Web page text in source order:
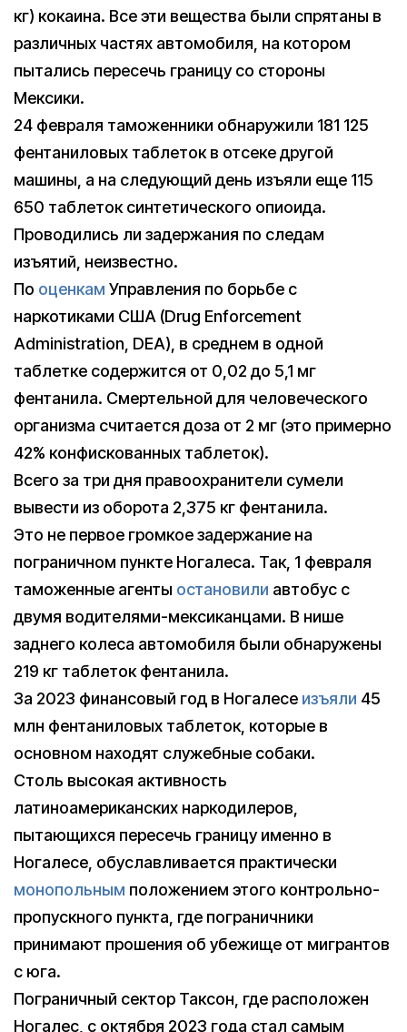
кг) кокаина. Все эти вещества были спрятаны в
различных частях автомобиля, на котором
пытались пересечь границу со стороны
Мексики.
24 февраля таможенники обнаружили 181 125
фентаниловых таблеток в отсеке другой
машины, а на следующий день изъяли еще 115
650 таблеток синтетического опиоида.
Проводились ли задержания по следам
изъятий, неизвестно.
По оценкам Управления по борьбе с
наркотиками США (Drug Enforcement
Administration, DEA), в среднем в одной
таблетке содержится от 0,02 до 5,1 мг
фентанила. Смертельной для человеческого
организма считается доза от 2 мг (это примерно
42% конфискованных таблеток).
Всего за три дня правоохранители сумели
вывести из оборота 2,375 кг фентанила.
Это не первое громкое задержание на
пограничном пункте Ногалеса. Так, 1 февраля
таможенные агенты остановили автобус с
двумя водителями-мексиканцами. В нише
заднего колеса автомобиля были обнаружены
219 кг таблеток фентанила.
За 2023 финансовый год в Ногалесе изъяли 45
млн фентаниловых таблеток, которые в
основном находят служебные собаки.
Столь высокая активность
латиноамериканских наркодилеров,
пытающихся пересечь границу именно в
Ногалесе, обуславливается практически
монопольным положением этого контрольно-
пропускного пункта, где пограничники
принимают прошения об убежище от мигрантов
с юга.
Пограничный сектор Таксон, где расположен
Ногалес, с октября 2023 года стал самым